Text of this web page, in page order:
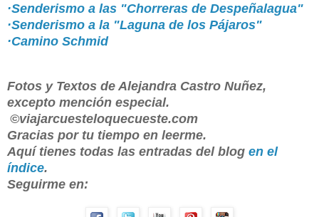
·Senderismo a las "Chorreras de Despeñalagua"
·Senderismo a la "Laguna de los Pájaros"
·Camino Schmid
Fotos y Textos de Alejandra Castro Nuñez,
excepto mención especial.
©viajarcuesteloquecueste.com
Gracias por tu tiempo en leerme.
Aquí tienes todas las entradas del blog en el
índice.
Seguirme en: